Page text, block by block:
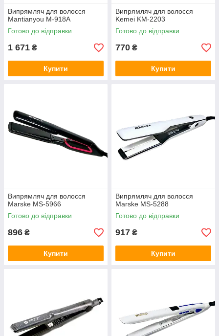
Випрямляч для волосся
Mantianyou M-918A
Готово до відправки
1 671 ₴
Купити
Випрямляч для волосся
Kemei KM-2203
Готово до відправки
770 ₴
Купити
Випрямляч для волосся
Marske MS-5966
Готово до відправки
896 ₴
Купити
Випрямляч для волосся
Marske MS-5288
Готово до відправки
917 ₴
Купити